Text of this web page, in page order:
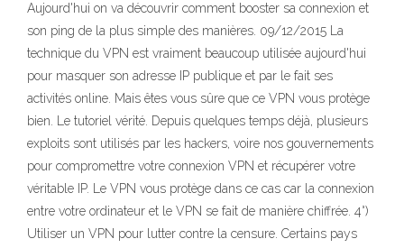
Aujourd'hui on va découvrir comment booster sa connexion et
son ping de la plus simple des manières. 09/12/2015 La
technique du VPN est vraiment beaucoup utilisée aujourd'hui
pour masquer son adresse IP publique et par le fait ses
activités online. Mais êtes vous sûre que ce VPN vous protège
bien. Le tutoriel vérité. Depuis quelques temps déjà, plusieurs
exploits sont utilisés par les hackers, voire nos gouvernements
pour compromettre votre connexion VPN et récupérer votre
véritable IP. Le VPN vous protège dans ce cas car la connexion
entre votre ordinateur et le VPN se fait de manière chiffrée. 4°)
Utiliser un VPN pour lutter contre la censure. Certains pays